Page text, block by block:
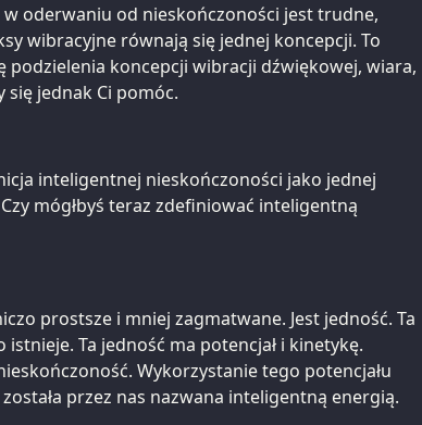
oderwaniu od nieskończoności jest trudne,
wibracyjne równają się jednej koncepcji. To
koncepcji wibracji dźwiękowej, wiara,
się jednak Ci pomóc.
inteligentnej nieskończoności jako jednej
mógłbyś teraz zdefiniować inteligentną
prostsze i mniej zagmatwane. Jest jedność. Ta
Ta jedność ma potencjał i kinetykę.
Wykorzystanie tego potencjału
przez nas nazwana inteligentną energią.